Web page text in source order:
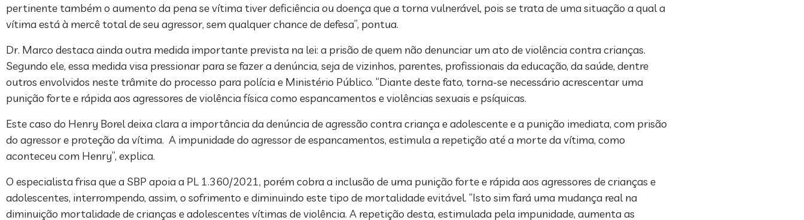
pertinente também o aumento da pena se vítima tiver deficiência ou doença que a torna vulnerável, pois se trata de uma situação a qual a
vítima está à mercê total de seu agressor, sem qualquer chance de defesa”, pontua.
Dr. Marco destaca ainda outra medida importante prevista na lei: a prisão de quem não denunciar um ato de violência contra crianças.
Segundo ele, essa medida visa pressionar para se fazer a denúncia, seja de vizinhos, parentes, profissionais da educação, da saúde, dentre
outros envolvidos neste trâmite do processo para polícia e Ministério Público. “Diante deste fato, torna-se necessário acrescentar uma
punição forte e rápida aos agressores de violência física como espancamentos e violências sexuais e psíquicas.
Este caso do Henry Borel deixa clara a importância da denúncia de agressão contra criança e adolescente e a punição imediata, com prisão
do agressor e proteção da vítima. A impunidade do agressor de espancamentos, estimula a repetição até a morte da vítima, como
aconteceu com Henry”, explica.
O especialista frisa que a SBP apoia a PL 1.360/2021, porém cobra a inclusão de uma punição forte e rápida aos agressores de crianças e
adolescentes, interrompendo, assim, o sofrimento e diminuindo este tipo de mortalidade evitável. “Isto sim fará uma mudança real na
diminuição mortalidade de crianças e adolescentes vítimas de violência. A repetição desta, estimulada pela impunidade, aumenta as